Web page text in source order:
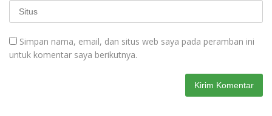
Simpan nama, email, dan situs web saya pada peramban ini
untuk komentar saya berikutnya.